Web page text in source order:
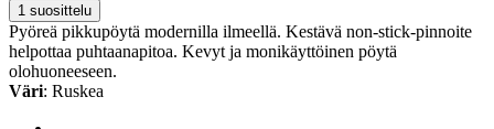
1 suosittelu
Pyöreä pikkupöytä modernilla ilmeellä. Kestävä non-stick-pinnoite
helpottaa puhtaanapitoa. Kevyt ja monikäyttöinen pöytä
olohuoneeseen.
Väri: Ruskea